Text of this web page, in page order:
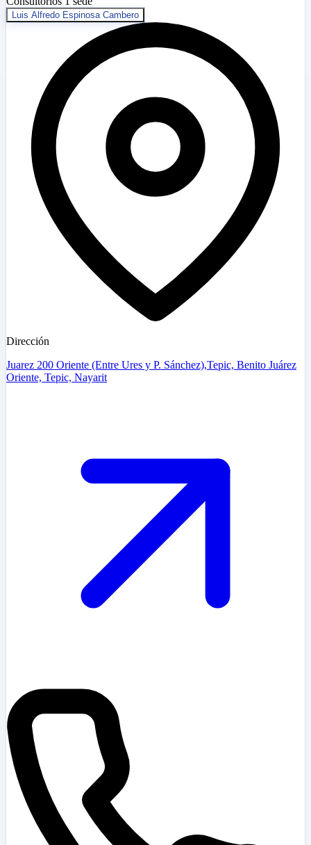
Luis Alfredo Espinosa Cambero
Dirección
Juarez 200 Oriente (Entre Ures y P. Sánchez),Tepic, Benito Juárez
Oriente, Tepic, Nayarit